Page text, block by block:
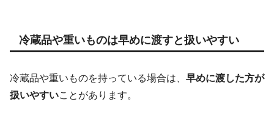
冷蔵品や重いものは早めに渡すと扱いやすい
冷蔵品や重いものを持っている場合は、 早めに渡した方が
扱いやすいことがあります。